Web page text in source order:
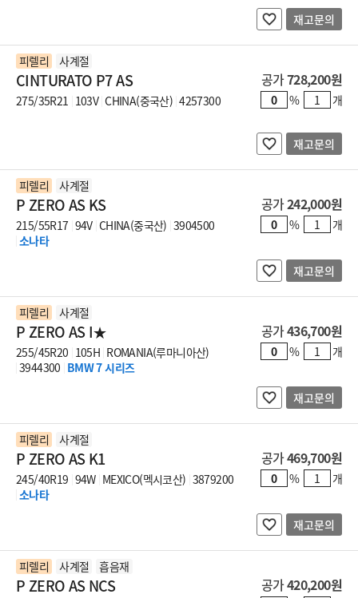
재고문의
피렐리 사계절
CINTURATO P7 AS
275/35R21 103V CHINA(중국산) 4257300
공가728,200원
% 개
재고문의
피렐리 사계절
P ZERO AS KS
215/55R17 94V CHINA(중국산) 3904500
소나타
공가242,000원
% 개
재고문의
피렐리 사계절
P ZERO AS I★
255/45R20 105H ROMANIA(루마니아산)
3944300 BMW 7 시리즈
공가436,700원
% 개
재고문의
피렐리 사계절
P ZERO AS K1
245/40R19 94W MEXICO(멕시코산) 3879200
소나타
공가469,700원
% 개
재고문의
피렐리 사계절 흡음재
P ZERO AS NCS 공가420,200원